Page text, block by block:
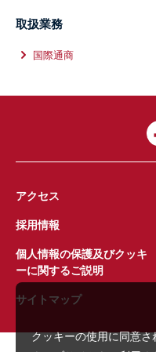
取扱業務
国際通商
アクセス
採用情報
個人情報の保護及びクッキ
ーに関するご説明
サイトマップ
クッキーの使用に同意